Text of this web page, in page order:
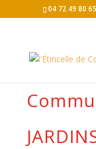
04 72 49 80 65